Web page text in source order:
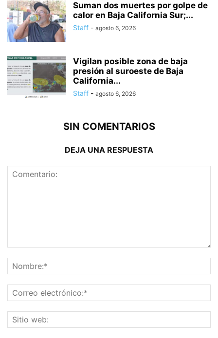
Suman dos muertes por golpe de
calor en Baja California Sur;...
Staff - agosto 6, 2026
Vigilan posible zona de baja
presión al suroeste de Baja
California...
Staff - agosto 6, 2026
SIN COMENTARIOS
DEJA UNA RESPUESTA